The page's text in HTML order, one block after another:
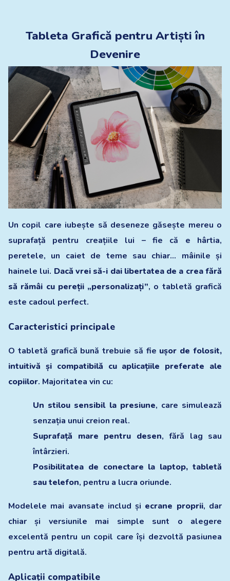
Tableta Grafică pentru Artiști în
Devenire
Un copil care iubește să deseneze găsește mereu o
suprafață pentru creațiile lui – fie că e hârtia,
peretele, un caiet de teme sau chiar… mâinile și
hainele lui. Dacă vrei să-i dai libertatea de a crea fără
să rămâi cu pereții „personalizați”, o tabletă grafică
este cadoul perfect.
Caracteristici principale
O tabletă grafică bună trebuie să fie ușor de folosit,
intuitivă și compatibilă cu aplicațiile preferate ale
copiilor. Majoritatea vin cu:
Un stilou sensibil la presiune, care simulează
senzația unui creion real.
Suprafață mare pentru desen, fără lag sau
întârzieri.
Posibilitatea de conectare la laptop, tabletă
sau telefon, pentru a lucra oriunde.
Modelele mai avansate includ și ecrane proprii, dar
chiar și versiunile mai simple sunt o alegere
excelentă pentru un copil care își dezvoltă pasiunea
pentru artă digitală.
Aplicații compatibile